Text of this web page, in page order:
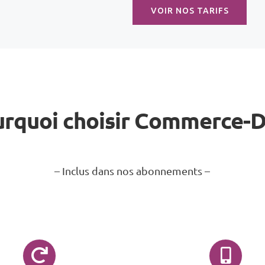
VOIR NOS TARIFS
choisir Commerce-
– Inclus dans nos abonnements –